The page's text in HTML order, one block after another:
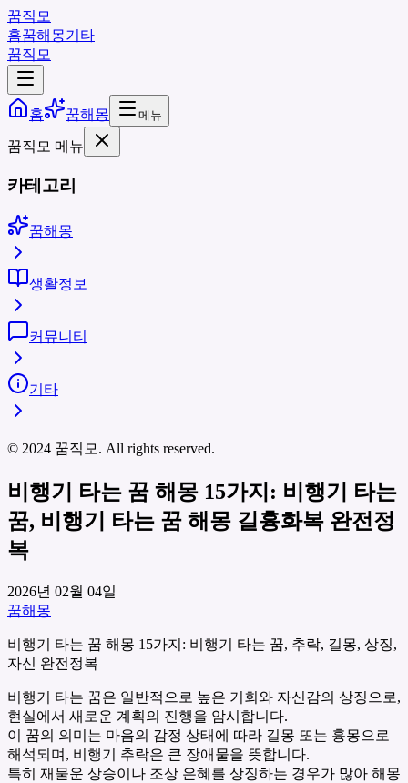
꿈직모
홈꿈해몽기타
꿈직모
홈 꿈해몽 메뉴
꿈직모 메뉴
카테고리
꿈해몽
생활정보
커뮤니티
기타
© 2024 꿈직모. All rights reserved.
비행기 타는 꿈 해몽 15가지: 비행기 타는
꿈, 비행기 타는 꿈 해몽 길흉화복 완전정
복
2026년 02월 04일
꿈해몽
비행기 타는 꿈 해몽 15가지: 비행기 타는 꿈, 추락, 길몽, 상징,
자신 완전정복
비행기 타는 꿈은 일반적으로 높은 기회와 자신감의 상징으로,
현실에서 새로운 계획의 진행을 암시합니다.
이 꿈의 의미는 마음의 감정 상태에 따라 길몽 또는 흉몽으로
해석되며, 비행기 추락은 큰 장애물을 뜻합니다.
특히 재물운 상승이나 조상 은혜를 상징하는 경우가 많아 해몽